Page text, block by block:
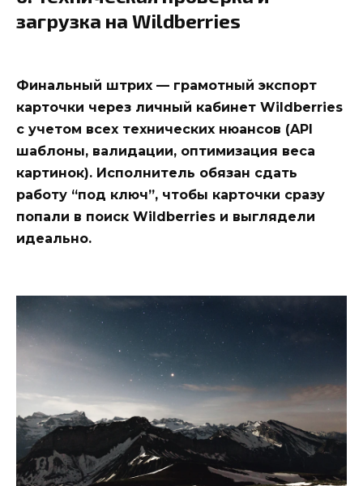
загрузка на Wildberries
Финальный штрих — грамотный экспорт
карточки через личный кабинет Wildberries
с учетом всех технических нюансов (API
шаблоны, валидации, оптимизация веса
картинок). Исполнитель обязан сдать
работу “под ключ”, чтобы карточки сразу
попали в поиск Wildberries и выглядели
идеально.